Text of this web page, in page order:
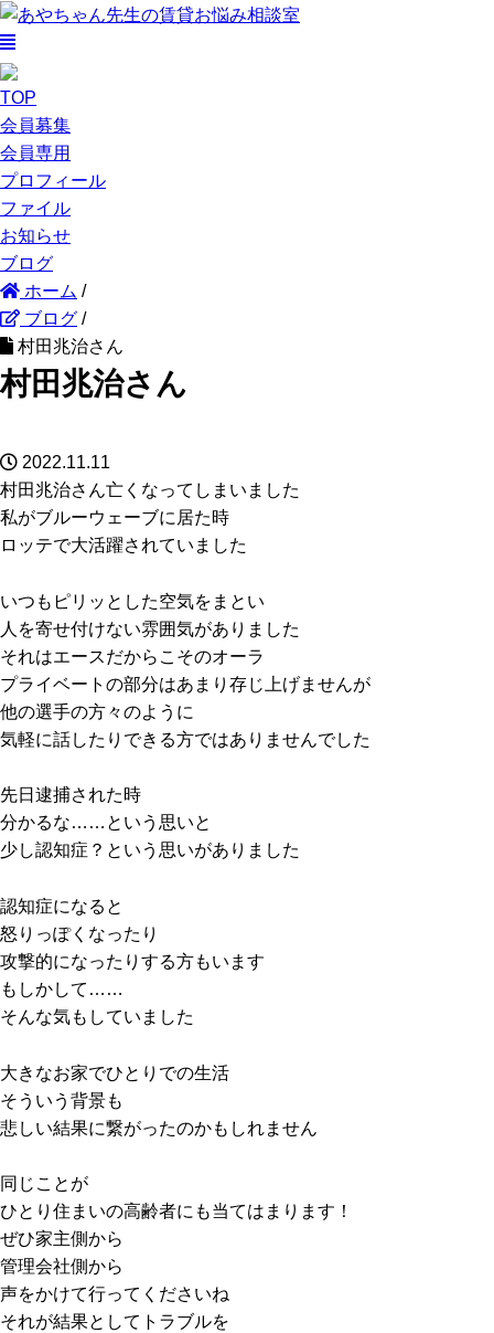
TOP
会員募集
会員専用
プロフィール
ファイル
お知らせ
ブログ
ホーム /
ブログ /
村田兆治さん
村田兆治さん
2022.11.11
村田兆治さん亡くなってしまいました
私がブルーウェーブに居た時
ロッテで大活躍されていました
いつもピリッとした空気をまとい
人を寄せ付けない雰囲気がありました
それはエースだからこそのオーラ
プライベートの部分はあまり存じ上げませんが
他の選手の方々のように
気軽に話したりできる方ではありませんでした
先日逮捕された時
分かるな……という思いと
少し認知症？という思いがありました
認知症になると
怒りっぽくなったり
攻撃的になったりする方もいます
もしかして……
そんな気もしていました
大きなお家でひとりでの生活
そういう背景も
悲しい結果に繋がったのかもしれません
同じことが
ひとり住まいの高齢者にも当てはまります！
ぜひ家主側から
管理会社側から
声をかけて行ってくださいね
それが結果としてトラブルを